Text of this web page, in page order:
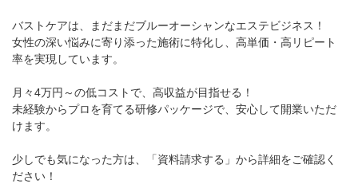
バストケアは、まだまだブルーオーシャンなエステビジネス！
女性の深い悩みに寄り添った施術に特化し、高単価・高リピート
率を実現しています。
月々4万円～の低コストで、高収益が目指せる！
未経験からプロを育てる研修パッケージで、安心して開業いただ
けます。
少しでも気になった方は、「資料請求する」から詳細をご確認く
ださい！